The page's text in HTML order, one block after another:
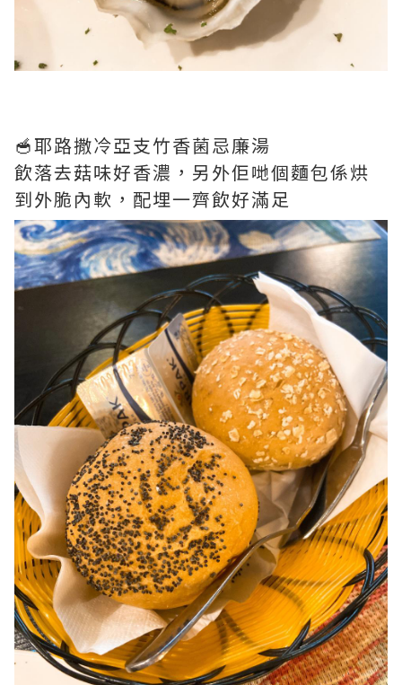
🥣耶路撒冷亞支竹香菌忌廉湯
飲落去菇味好香濃，另外佢哋個麵包係烘
到外脆內軟，配埋一齊飲好滿足